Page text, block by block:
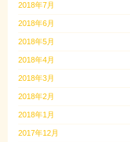
2018年7月
2018年6月
2018年5月
2018年4月
2018年3月
2018年2月
2018年1月
2017年12月